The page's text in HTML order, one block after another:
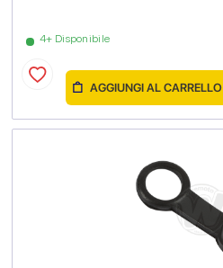
4+ Disponibile
AGGIUNGI AL CARRELLO